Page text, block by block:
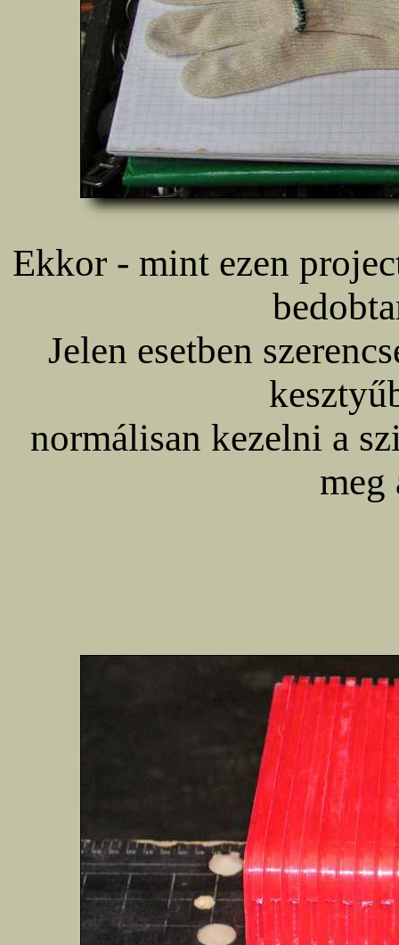
Ekkor - mint ezen
Jelen esetben
normálisan kezelni a
meg